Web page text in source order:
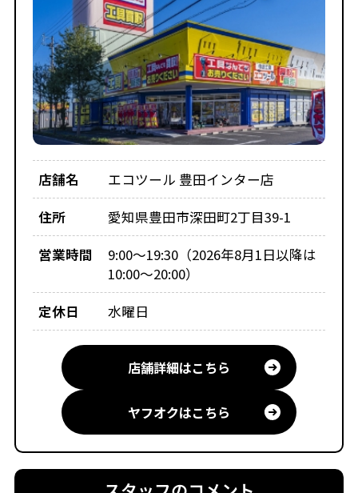
店舗名
エコツール 豊田インター店
住所
愛知県豊田市深田町2丁目39-1
営業時間
9:00～19:30（2026年8月1日以降は
10:00～20:00）
定休日
水曜日
店舗詳細はこちら
ヤフオクはこちら